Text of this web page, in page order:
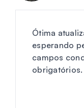
Ótima
esperando
campos
obrigatórios.